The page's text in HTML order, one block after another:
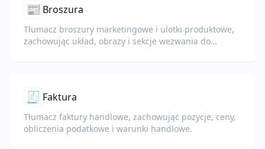
📰 Broszura
Tłumacz broszury marketingowe i ulotki produktowe,
zachowując układ, obrazy i sekcje wezwania do
🧾 Faktura
Tłumacz faktury handlowe, zachowując pozycje, ceny,
obliczenia podatkowe i warunki handlowe.